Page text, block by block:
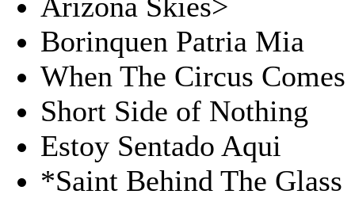
Borinquen Patria Mia
When The Circus Comes
Short Side of Nothing
Estoy Sentado Aqui
*Saint Behind The Glass